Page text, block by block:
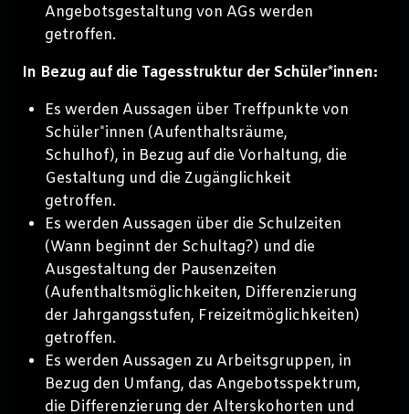
Angebotsgestaltung von AGs werden
getroffen.
In Bezug auf die Tagesstruktur der Schüler*innen:
Es werden Aussagen über Treffpunkte von
Schüler*innen (Aufenthaltsräume,
Schulhof), in Bezug auf die Vorhaltung, die
Gestaltung und die Zugänglichkeit
getroffen.
Es werden Aussagen über die Schulzeiten
(Wann beginnt der Schultag?) und die
Ausgestaltung der Pausenzeiten
(Aufenthaltsmöglichkeiten, Differenzierung
der Jahrgangsstufen, Freizeitmöglichkeiten)
getroffen.
Es werden Aussagen zu Arbeitsgruppen, in
Bezug den Umfang, das Angebotsspektrum,
die Differenzierung der Alterskohorten und